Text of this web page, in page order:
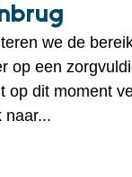
we de
op een
op dit moment
naar...